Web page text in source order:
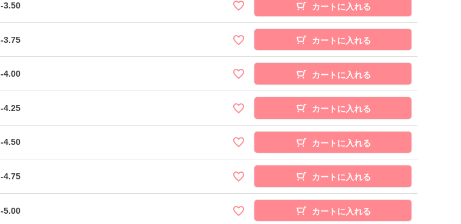
-3.50 カートに入れる
-3.75 カートに入れる
-4.00 カートに入れる
-4.25 カートに入れる
-4.50 カートに入れる
-4.75 カートに入れる
-5.00 カートに入れる